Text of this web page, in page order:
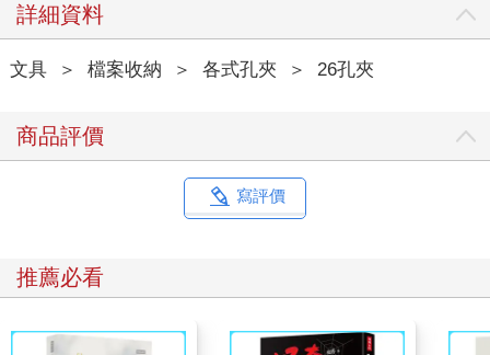
詳細資料
文具 ＞ 檔案收納 ＞ 各式孔夾 ＞ 26孔夾
商品評價
寫評價
推薦必看